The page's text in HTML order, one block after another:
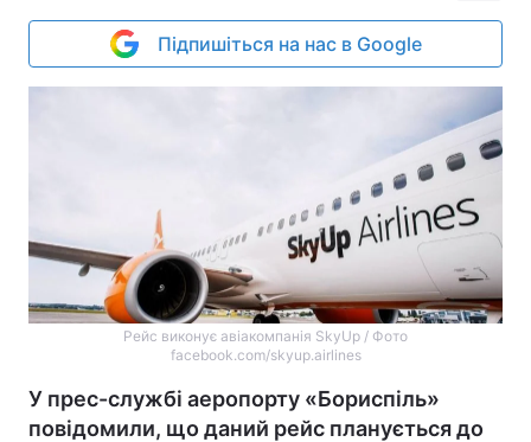
Підпишіться на нас в Google
Рейс виконує авіакомпанія SkyUp / Фото
facebook.com/skyup.airlines
У прес-службі аеропорту «Бориспіль»
повідомили, що даний рейс планується до